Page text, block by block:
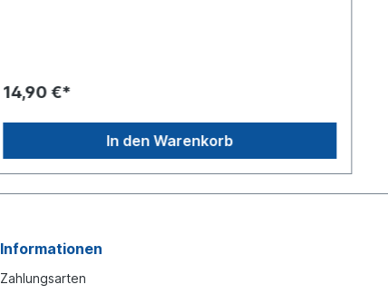
14,90 €*
In den Warenkorb
Informationen
Zahlungsarten